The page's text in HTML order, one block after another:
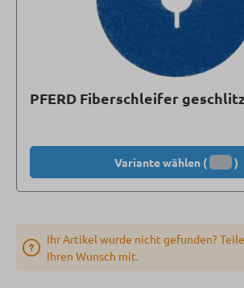
PFERD Fiberschleifer
Variante wählen ( )
Ihr Artikel wurde nicht gefunden?
Ihren Wunsch mit.